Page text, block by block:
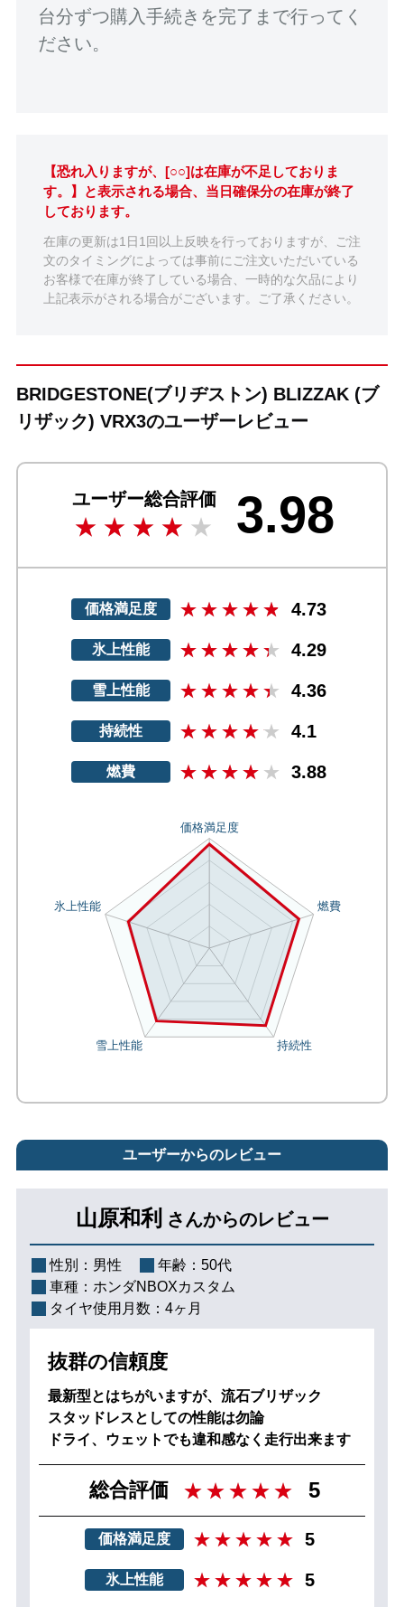
台分ずつ購入手続きを完了まで行ってく
ださい。
【恐れ入りますが、[○○]は在庫が不足しておりま
す。】と表示される場合、当日確保分の在庫が終了
しております。
在庫の更新は1日1回以上反映を行っておりますが、ご注
文のタイミングによっては事前にご注文いただいている
お客様で在庫が終了している場合、一時的な欠品により
上記表示がされる場合がございます。ご了承ください。
BRIDGESTONE(ブリヂストン) BLIZZAK (ブ
リザック) VRX3のユーザーレビュー
ユーザー総合評価 3.98
価格満足度 4.73
氷上性能 4.29
雪上性能 4.36
持続性 4.1
燃費 3.88
ユーザーからのレビュー
山原和利 さんからのレビュー
性別： 男性 年齢： 50代
車種： ホンダNBOXカスタム
タイヤ使用月数： 4ヶ月
抜群の信頼度
最新型とはちがいますが、流石ブリザック
スタッドレスとしての性能は勿論
ドライ、ウェットでも違和感なく走行出来ます
総合評価 5
価格満足度 5
氷上性能 5